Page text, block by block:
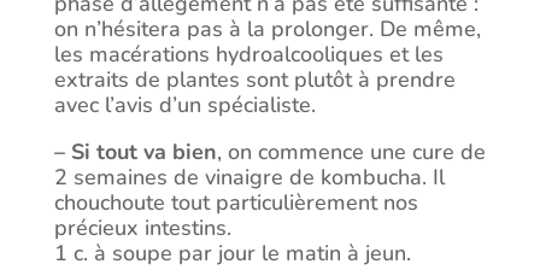
on n’hésitera pas à la prolonger. De même,
les macérations hydroalcooliques et les
extraits de plantes sont plutôt à prendre
avec l’avis d’un spécialiste.
– Si tout va bien, on commence une cure de
2 semaines de vinaigre de kombucha. Il
chouchoute tout particulièrement nos
précieux intestins.
1 c. à soupe par jour le matin à jeun.